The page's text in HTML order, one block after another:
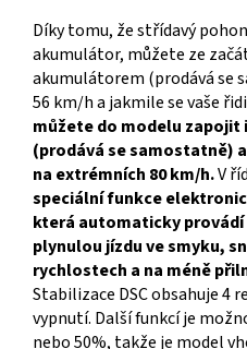
Díky tomu, že střídavý
akumulátor, můžete ze
akumulátorem (prodává se
56 km/h a jakmile se vaše
můžete do modelu zapojit
(prodává se samostatně)
na extrémních 80 km/h.V
speciální funkce
která automaticky
plynulou jízdu ve smyku,
rychlostech a na méně
Stabilizace DSC obsahuje 4
vypnutí. Další funkcí je
nebo 50%, takže je model